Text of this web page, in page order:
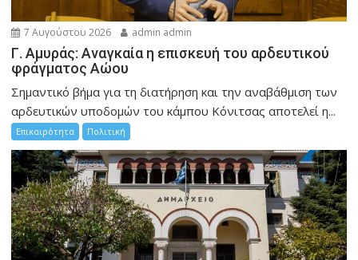
7 Αυγούστου 2026 admin admin
Γ. Αμυράς: Αναγκαία η επισκευή του αρδευτικού
φράγματος Αώου
Σημαντικό βήμα για τη διατήρηση και την αναβάθμιση των
αρδευτικών υποδομών του κάμπου Κόνιτσας αποτελεί η...
Επικαιρότητα Πολιτική